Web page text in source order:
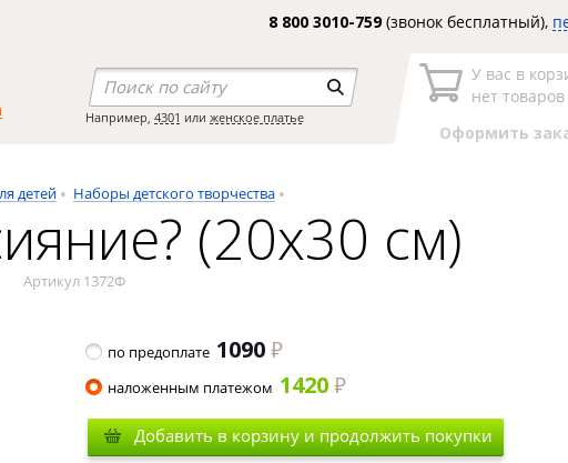
8 800 3010-759(звонок бесплатный),
Например, 4301 или женское платье
У вас в
нет товаров
Оформить
детей Наборы детского творчества
(20х30 см)
Артикул 1372Ф
по предоплате 1090
наложенным платежом 1420
Добавить в корзину и продолжить покупки